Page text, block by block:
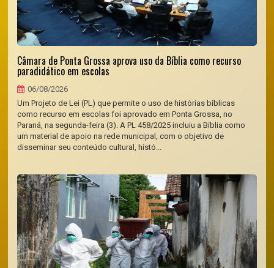
Câmara de Ponta Grossa aprova uso da Bíblia como recurso
paradidático em escolas
06/08/2026
Um Projeto de Lei (PL) que permite o uso de histórias bíblicas
como recurso em escolas foi aprovado em Ponta Grossa, no
Paraná, na segunda-feira (3). A PL 458/2025 incluiu a Bíblia como
um material de apoio na rede municipal, com o objetivo de
disseminar seu conteúdo cultural, histó...